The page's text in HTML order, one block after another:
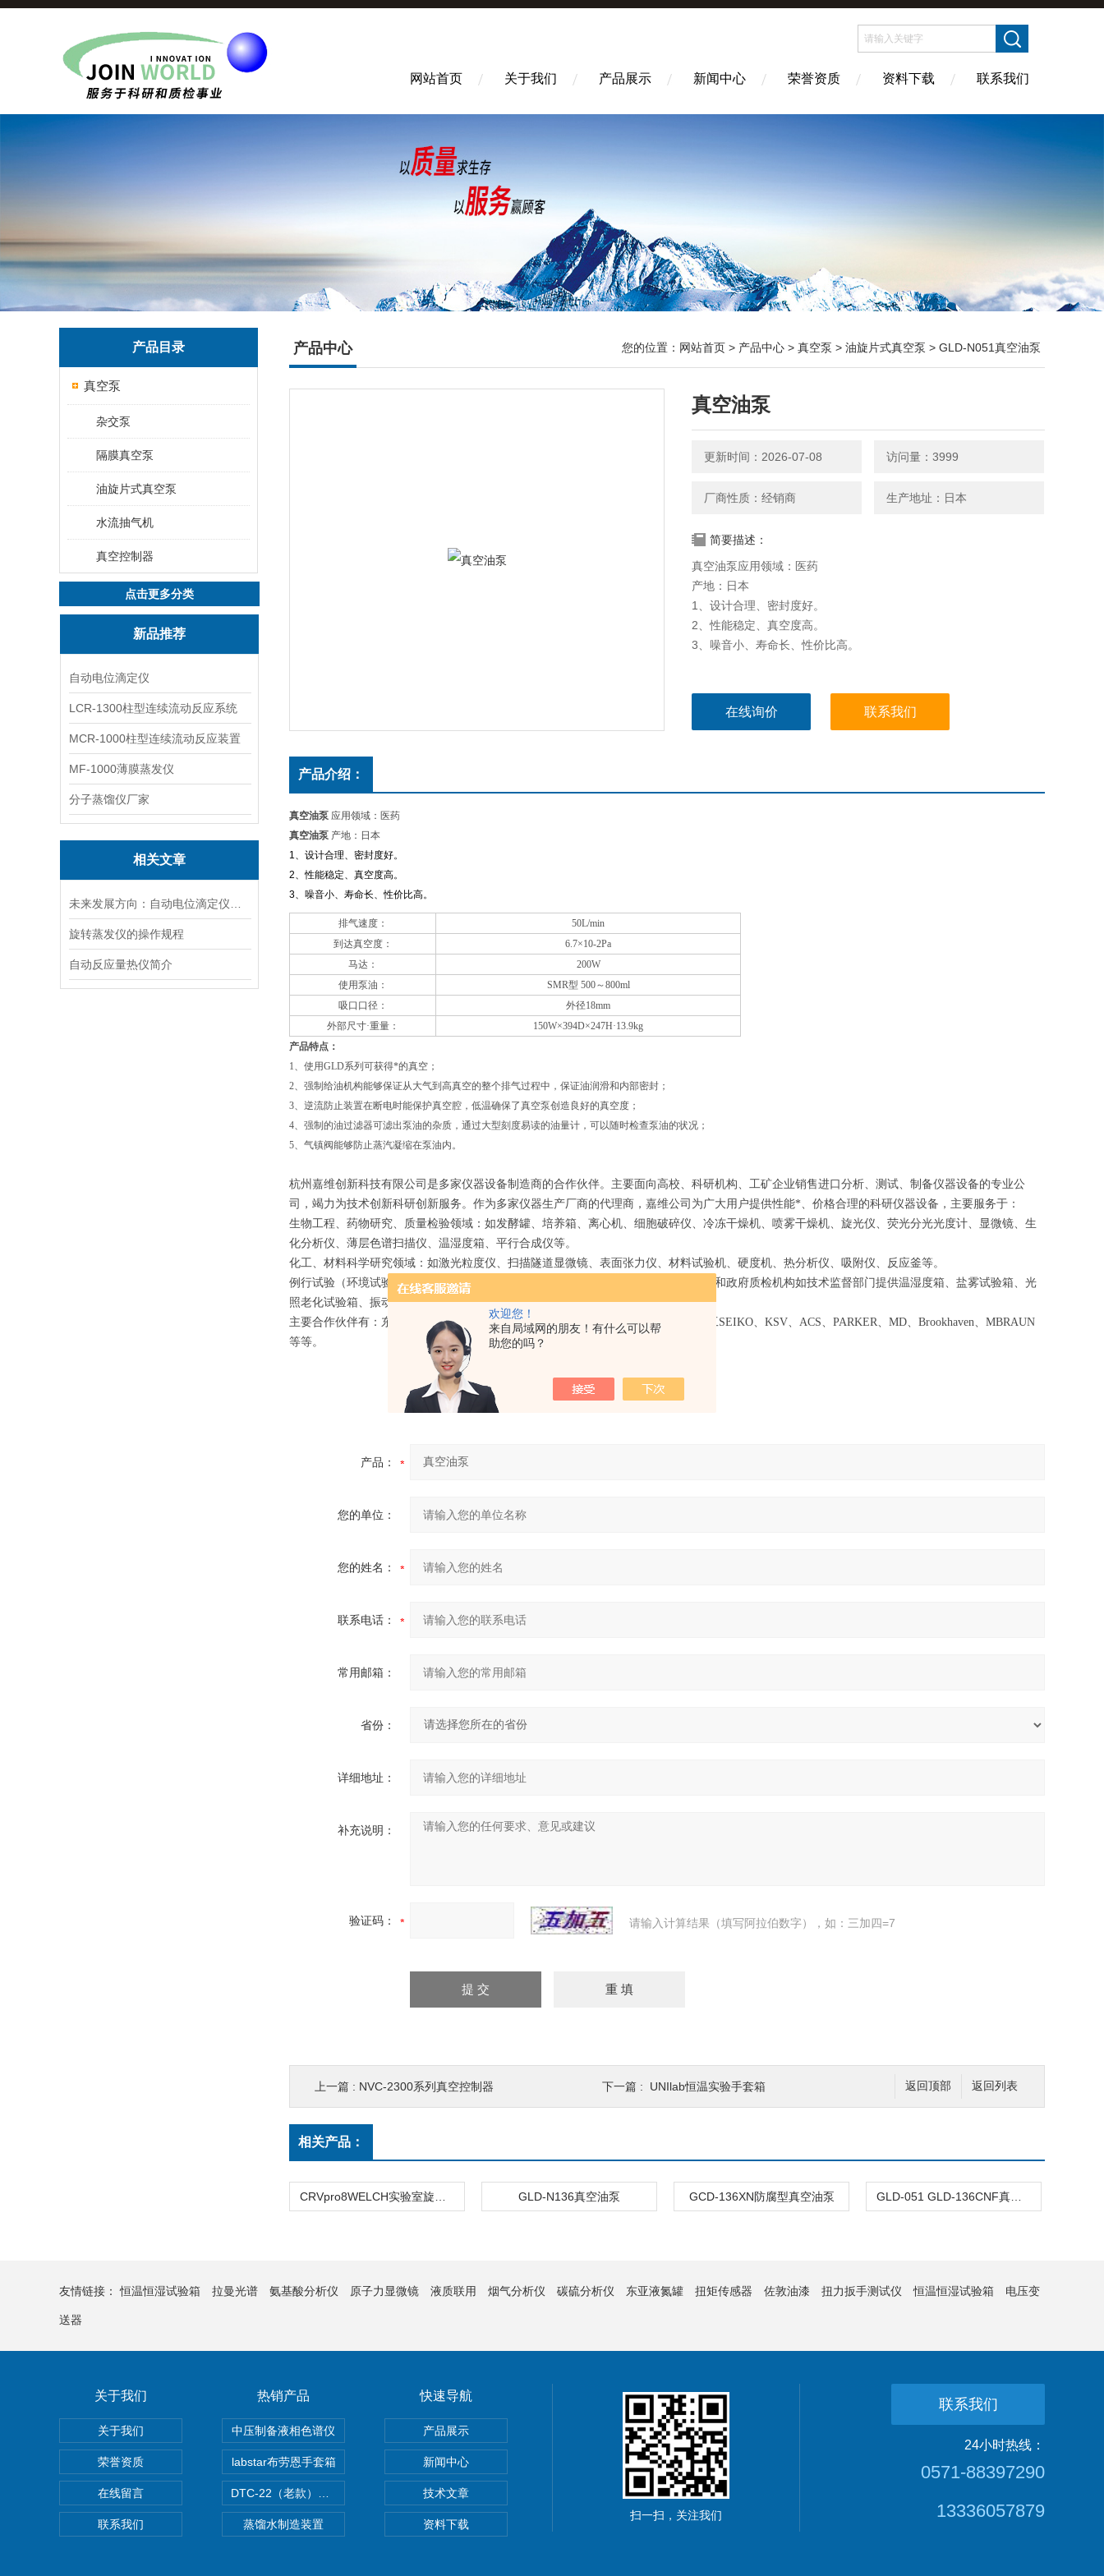
欢迎您！
来自局域网的朋友！有什么可以帮
助您的吗？
网站首页 关于我们 产品展示 新闻中心 荣誉资质 资料下载 联系我们
产品目录
真空泵
杂交泵
隔膜真空泵
油旋片式真空泵
水流抽气机
真空控制器
点击更多分类
新品推荐
自动电位滴定仪
LCR-1300柱型连续流动反应系统
MCR-1000柱型连续流动反应装置
MF-1000薄膜蒸发仪
分子蒸馏仪厂家
相关文章
旋转蒸发仪的操作规程
自动反应量热仪简介
产品中心 您的位置： 网站首页 > 产品中心 > 真空泵 > 油旋片式真空泵 > GLD-N051真空油泵
真空油泵
更新时间：2026-07-08 访问量：3999
厂商性质：经销商 生产地址：日本
简要描述：
真空油泵应用领域：医药
产地：日本
1、设计合理、密封度好。
2、性能稳定、真空度高。
3、噪音小、寿命长、性价比高。
在线询价 联系我们
产品介绍：
真空油泵 应用领域：医药
真空油泵 产地：日本
1、设计合理、密封度好。
2、性能稳定、真空度高。
3、噪音小、寿命长、性价比高。
排气速度：
50L/min
到达真空度：
6.7×10-2Pa
马达：
200W
使用泵油：
SMR型 500～800ml
吸口口径：
外径18mm
外部尺寸·重量：
150W×394D×247H·13.9kg
产品特点：
1、使用GLD系列可获得*的真空；
2、强制给油机构能够保证从大气到高真空的整个排气过程中，保证油润滑和内部密封；
3、逆流防止装置在断电时能保护真空腔，低温确保了真空泵创造良好的真空度；
4、强制的油过滤器可滤出泵油的杂质，通过大型刻度易读的油量计，可以随时检查泵油的状况；
5、气镇阀能够防止蒸汽凝缩在泵油内。
杭州嘉维创新科技有限公司是多家仪器设备制造商的合作伙伴。主要面向高校、科研机构、工矿企业销售进口分析、测试、制备仪器设备的专业公
司，竭力为技术创新科研创新服务。作为多家仪器生产厂商的代理商，嘉维公司为广大用户提供性能*、价格合理的科研仪器设备，主要服务于：
生物工程、药物研究、质量检验领域：如发酵罐、培养箱、离心机、细胞破碎仪、冷冻干燥机、喷雾干燥机、旋光仪、荧光分光光度计、显微镜、生
化分析仪、薄层色谱扫描仪、温湿度箱、平行合成仪等。
化工、材料科学研究领域：如激光粒度仪、扫描隧道显微镜、表面张力仪、材料试验机、硬度机、热分析仪、吸附仪、反应釜等。
例行试验（环境试验）仪器，主要面向电器、通讯、仪器仪表、电子、汽车制造企业和政府质检机构如技术监督部门提供温湿度箱、盐雾试验箱、光
照老化试验箱、振动台、材料试验机、硬度机等。
主要合作伙伴有：东京理化EYELA、贝克曼库尔特BECKMAN COULTER、PE、精工SEIKO、KSV、ACS、PARKER、MD、Brookhaven、MBRAUN
等等。
产品：
您的单位：
您的姓名：
联系电话：
常用邮箱：
省份：
详细地址：
补充说明：
验证码： 请输入计算结果（填写阿拉伯数字），如：三加四=7
返回列表
返回顶部
上一篇 : NVC-2300系列真空控制器 下一篇 : UNIlab恒温实验手套箱
相关产品：
GLD-N136真空油泵 GCD-136XN防腐型真空油泵
友情链接：恒温恒湿试验箱 拉曼光谱 氨基酸分析仪 原子力显微镜 液质联用 烟气分析仪 碳硫分析仪 东亚液氮罐 扭矩传感器 佐敦油漆 扭力扳手测试仪 恒温恒湿试验箱 电压变
送器
关于我们
关于我们
荣誉资质
在线留言
联系我们
热销产品
中压制备液相色谱仪
labstar布劳恩手套箱
蒸馏水制造装置
快速导航
产品展示
新闻中心
技术文章
资料下载
扫一扫，关注我们
联系我们
24小时热线：
0571-88397290
13336057879